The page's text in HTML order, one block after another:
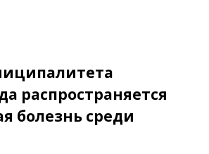
распространяется
болезнь среди